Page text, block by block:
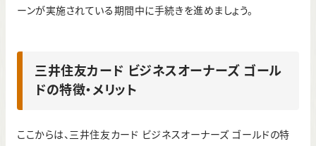
ーンが実施されている期間中に手続きを進めましょう。
三井住友カード ビジネスオーナーズ ゴール
ドの特徴・メリット
ここからは、三井住友カード ビジネスオーナーズ ゴールドの特